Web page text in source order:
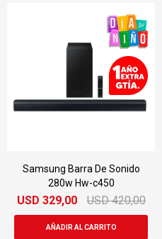
Samsung Barra De Sonido
280w Hw-c450
USD 329,00 USD 420,00